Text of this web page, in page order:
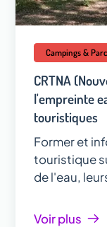
Campings &
CRTNA
l'empreinte
touristiques
Former et
touristique
de l'eau,
Voir plus